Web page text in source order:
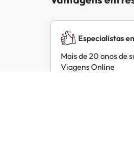
Especialistas
Mais de 20 anos de
Viagens Online